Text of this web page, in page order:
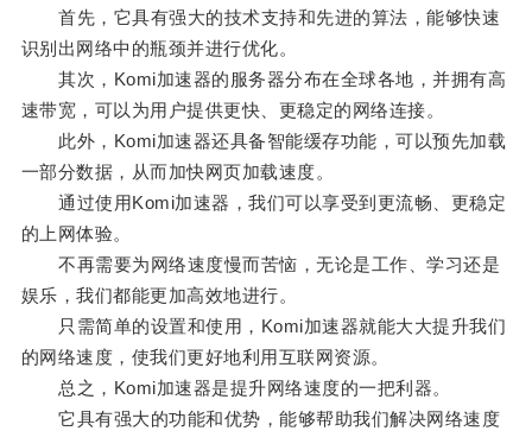
首先，它具有强大的技术支持和先进的算法，能够快速
识别出网络中的瓶颈并进行优化。
其次，Komi加速器的服务器分布在全球各地，并拥有高
速带宽，可以为用户提供更快、更稳定的网络连接。
此外，Komi加速器还具备智能缓存功能，可以预先加载
一部分数据，从而加快网页加载速度。
通过使用Komi加速器，我们可以享受到更流畅、更稳定
的上网体验。
不再需要为网络速度慢而苦恼，无论是工作、学习还是
娱乐，我们都能更加高效地进行。
只需简单的设置和使用，Komi加速器就能大大提升我们
的网络速度，使我们更好地利用互联网资源。
总之，Komi加速器是提升网络速度的一把利器。
它具有强大的功能和优势，能够帮助我们解决网络速度